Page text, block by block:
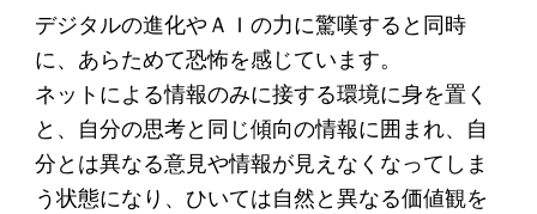
デジタルの進化やＡＩの力に驚嘆すると同時
に、あらためて恐怖を感じています。
ネットによる情報のみに接する環境に身を置く
と、自分の思考と同じ傾向の情報に囲まれ、自
分とは異なる意見や情報が見えなくなってしま
う状態になり、ひいては自然と異なる価値観を